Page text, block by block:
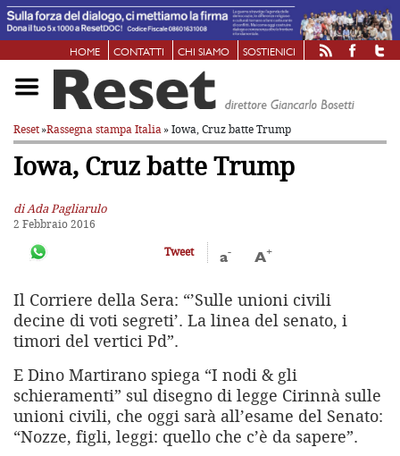
HOME CONTATTI CHI SIAMO SOSTIENICI
Reset»Rassegna stampa Italia» Iowa, Cruz batte Trump
Iowa, Cruz batte Trump
di Ada Pagliarulo
2 Febbraio 2016
Tweet
a- A+
Il Corriere della Sera: “’Sulle unioni civili
decine di voti segreti’. La linea del senato, i
timori del vertici Pd”.
E Dino Martirano spiega “I nodi & gli
schieramenti” sul disegno di legge Cirinnà sulle
unioni civili, che oggi sarà all’esame del Senato:
“Nozze, figli, leggi: quello che c’è da sapere”.